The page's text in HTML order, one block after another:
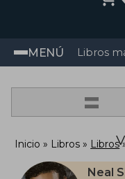
MENÚ Libros
=
Inicio Libros Libros
Neal